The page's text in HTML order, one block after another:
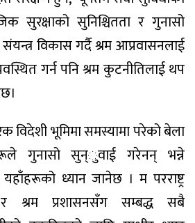
सुरक्षाको सुनिश्चितता र गुनासो
विकास गर्दै श्रम आप्रवासनलाई
गर्न पनि श्रम कुटनीतिलाई थप
विदेशी भूमिमा समस्यामा परेको बेला
गुनासो सुन्ुवाई गरेनन् भन्ने
ध्यान जानेछ । म परराष्ट्र
र श्रम प्रशासनसँग सम्बद्ध सबै